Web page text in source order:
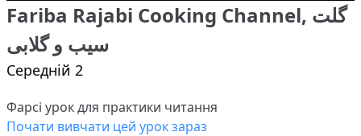
Fariba Rajabi Cooking Channel, گلت
سیب و گلابی
Середній 2
Фарсі урок для практики читання
Почати вивчати цей урок зараз